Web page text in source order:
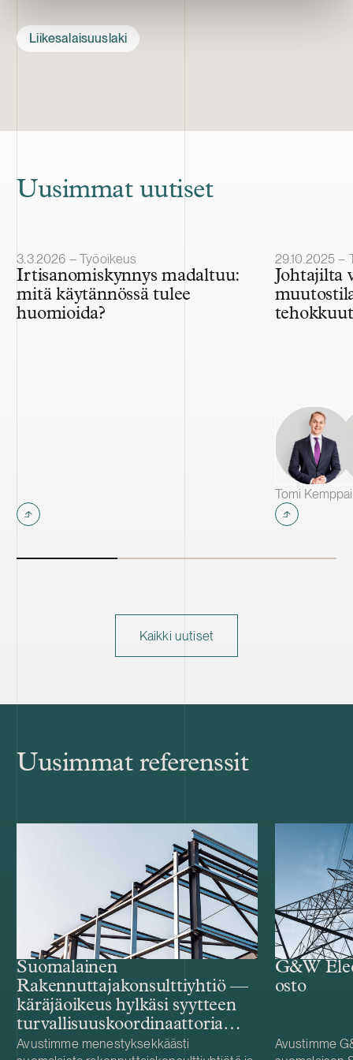
Liikesalaisuuslaki
Uusimmat uutiset
Julkaistu
3.3.2026 – Työoikeus
Irtisanomiskynnys madaltuu:
mitä käytännössä tulee
huomioida?
Julkaistu
29.10.2025 –
Johtajilta
Kaikki uutiset
Uusimmat referenssit
Suomalainen
Rakennuttajakonsulttiyhtiö —
käräjäoikeus hylkäsi syytteen
turvallisuuskoordinaattoria
koskevassa
Avustimme menestyksekkäästi
G&W
osto
Avustimme